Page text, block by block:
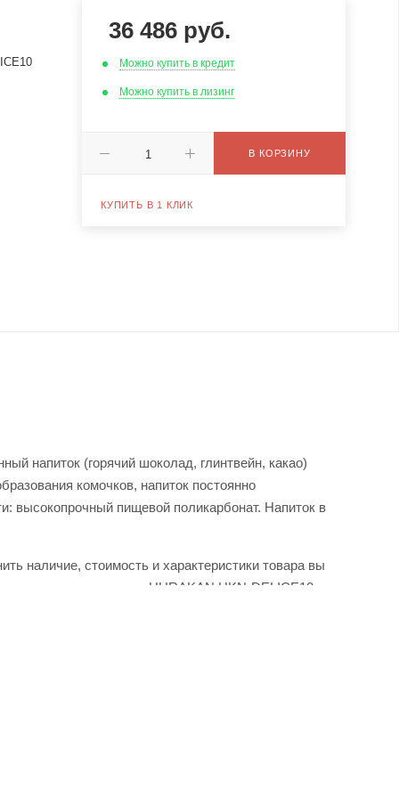
36 486 руб.
Можно купить в кредит
Можно купить в лизинг
В КОРЗИНУ
КУПИТЬ В 1 КЛИК
напиток (горячий шоколад, глинтвейн, какао)
комочков, напиток постоянно
высокопрочный пищевой поликарбонат. Напиток в
наличие, стоимость и характеристики товара вы
горячего шоколада HURAKAN HKN-DELICE10 от